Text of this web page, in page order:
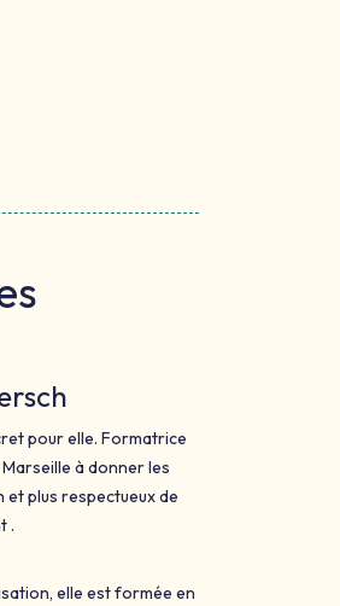
pour elle. Formatrice
à donner les
et plus respectueux de
.
elle est formée en